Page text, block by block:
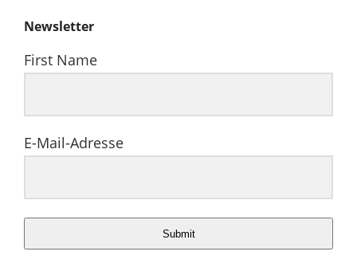
Newsletter
First Name
E-Mail-Adresse
Submit